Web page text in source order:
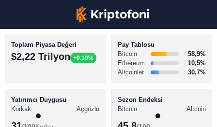
BİTCOİN HABERLERİ
ALTCOİN HABERLERİ
Toplam Piyasa Değeri
$2,22 Trilyon +0.19%
Pay Tablosu
Bitcoin
58,9%
Ethereum
10,5%
Altcoinler
30,7%
Yatırımcı Duygusu
Korkak
Açgözlü
Sezon Endeksi
Bitcoin
Altcoin